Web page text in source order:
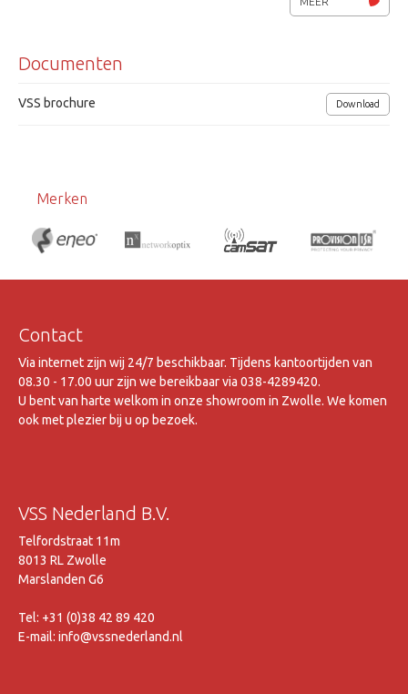
IP65
voeding 12Vdc (5,5W.)
Documenten
VSS brochure Download
Merken
Contact
Via internet zijn wij 24/7 beschikbaar. Tijdens kantoortijden van
08.30 - 17.00 uur zijn we bereikbaar via 038-4289420.
U bent van harte welkom in onze showroom in Zwolle. We komen
ook met plezier bij u op bezoek.
VSS Nederland B.V.
Telfordstraat 11m
8013 RL Zwolle
Marslanden G6
Tel: +31 (0)38 42 89 420
E-mail: info@vssnederland.nl